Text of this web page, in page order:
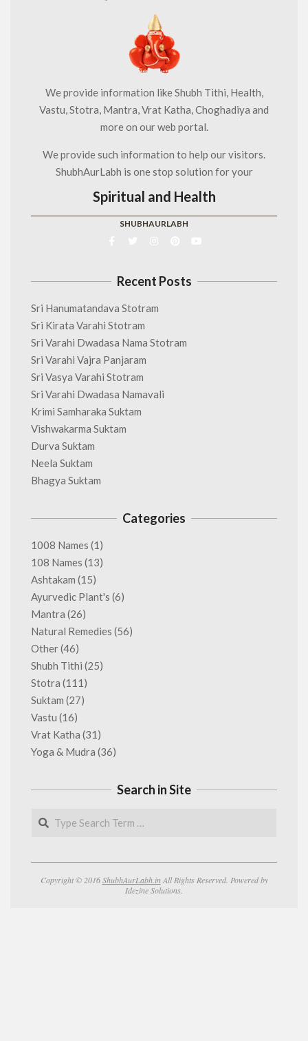
We provide information like Shubh Tithi, Health,
Vastu, Stotra, Mantra, Vrat Katha, Choghadiya and
more on our web portal.
We provide such information to help our visitors.
ShubhAurLabh is one stop solution for your
Spiritual and Health
SHUBHAURLABH
Recent Posts
Sri Hanumatandava Stotram
Sri Kirata Varahi Stotram
Sri Varahi Dwadasa Nama Stotram
Sri Varahi Vajra Panjaram
Sri Vasya Varahi Stotram
Sri Varahi Dwadasa Namavali
Krimi Samharaka Suktam
Vishwakarma Suktam
Durva Suktam
Neela Suktam
Bhagya Suktam
Categories
1008 Names (1)
108 Names (13)
Ashtakam (15)
Ayurvedic Plant's (6)
Mantra (26)
Natural Remedies (56)
Other(46)
Shubh Tithi (25)
Stotra (111)
Suktam (27)
Vastu (16)
Vrat Katha (31)
Yoga & Mudra (36)
Search in Site
Search
Copyright © 2016ShubhAurLabh.in All Rights Reserved. Powered by
Idezine Solutions.